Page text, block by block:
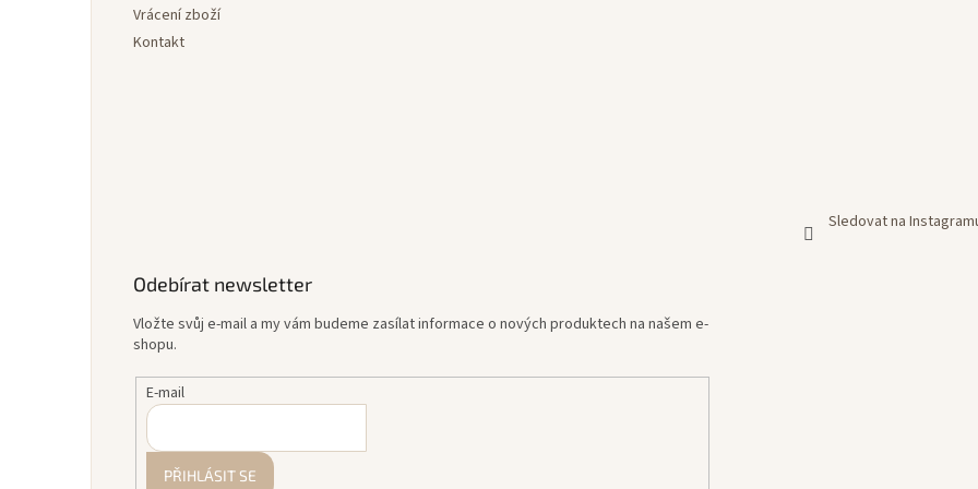
Vrácení zboží
Kontakt
Sledovat na
Odebírat newsletter
Vložte svůj e-mail a my vám budeme zasílat informace o nových produktech na našem e-
shopu.
E-mail
PŘIHLÁSIT SE